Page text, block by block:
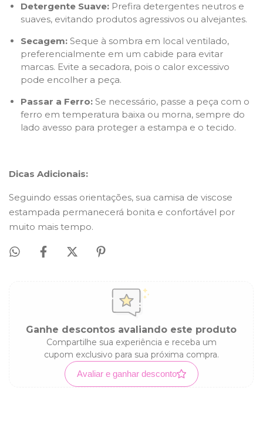
Detergente Suave: Prefira detergentes neutros e
suaves, evitando produtos agressivos ou alvejantes.
Secagem: Seque à sombra em local ventilado,
preferencialmente em um cabide para evitar
marcas. Evite a secadora, pois o calor excessivo
pode encolher a peça.
Passar a Ferro: Se necessário, passe a peça com o
ferro em temperatura baixa ou morna, sempre do
lado avesso para proteger a estampa e o tecido.
Dicas Adicionais:
Seguindo essas orientações, sua camisa de viscose
estampada permanecerá bonita e confortável por
muito mais tempo.
Ganhe descontos avaliando este produto
Compartilhe sua experiência e receba um
cupom exclusivo para sua próxima compra.
Avaliar e ganhar desconto